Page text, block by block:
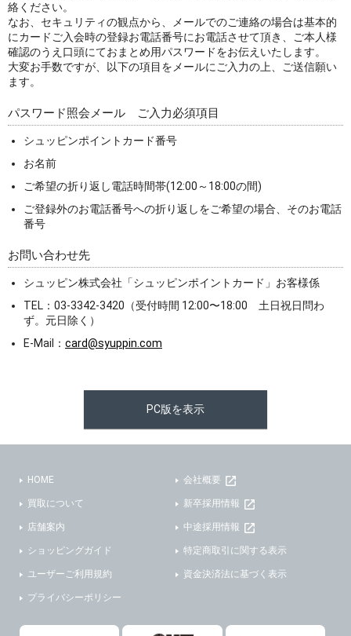
絡ください。
なお、セキュリティの観点から、メールでのご連絡の場合は基本的
にカードご入会時の登録お電話番号にお電話させて頂き、ご本人様
確認のうえ口頭にておまとめ用パスワードをお伝えいたします。
大変お手数ですが、以下の項目をメールにご入力の上、ご送信願い
ます。
パスワード照会メール ご入力必須項目
シュッピンポイントカード番号
お名前
ご希望の折り返し電話時間帯(12:00～18:00の間)
ご登録外のお電話番号への折り返しをご希望の場合、そのお電話
番号
お問い合わせ先
シュッピン株式会社「シュッピンポイントカード」お客様係
TEL：03-3342-3420（受付時間 12:00〜18:00 土日祝日問わ
ず。元日除く）
E-Mail： card@syuppin.com
PC版を表示
HOME
買取について
店舗案内
ショッピングガイド
ユーザーご利用規約
プライバシーポリシー
会社概要
新卒採用情報
中途採用情報
特定商取引に関する表示
資金決済法に基づく表示